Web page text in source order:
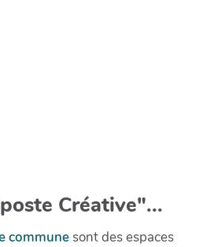
Créative"...
communesont des espaces